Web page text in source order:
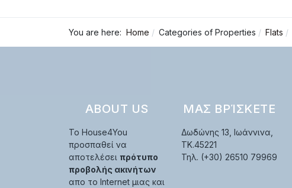
You are here: Home Categories of Properties Flats
ABOUT US
Το House4You
προσπαθεί να
αποτελέσει πρότυπο
προβολής ακινήτων
απο το Internet μιας και
ΜΑΣ ΒΡΊΣΚΕΤΕ
Δωδώνης 13, Ιωάννινα,
TK.45221
Τηλ. (+30) 26510 79969